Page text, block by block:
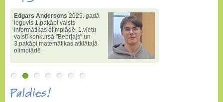
Edgars Andersons 2025. gadā
ieguvis 1.pakāpi valsts
informātikas olimpiādē, 1.vietu
valstī konkursā "Bebr[a]s" un
3.pakāpi matemātikas atklātajā
olimpiādē
Paldies!